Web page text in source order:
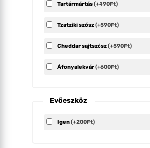
Tartármártás(+490Ft)
Tzatziki szósz(+590Ft)
Cheddar sajtszósz(+590Ft)
Áfonyalekvár(+600Ft)
Evőeszköz
Igen(+200Ft)